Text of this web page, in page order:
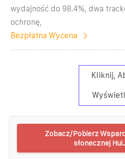
wydajność do 98.4%, dwa
ochronę,
Bezpłatna Wycena
Kliknij,
Zobacz/Pobierz
słonecznej